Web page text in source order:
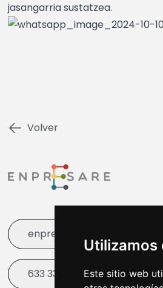
Utilizamos
Este sitio web
jasangarria sustatzea.
Volver
enpresare@bergara.eus
633 338 003